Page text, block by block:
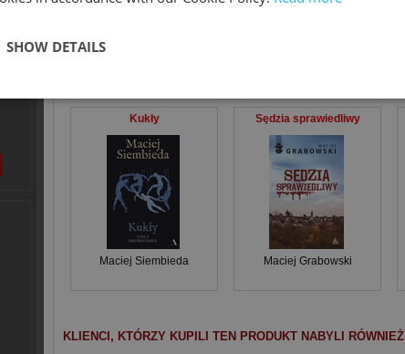
Miękka ze skrzydełkami
Kukły
Maciej Siembieda
Sędzia sprawiedliwy
Maciej Grabowski
KLIENCI, KTÓRZY KUPILI TEN PRODUKT NABYLI RÓWNIEŻ
SHOW DETAILS